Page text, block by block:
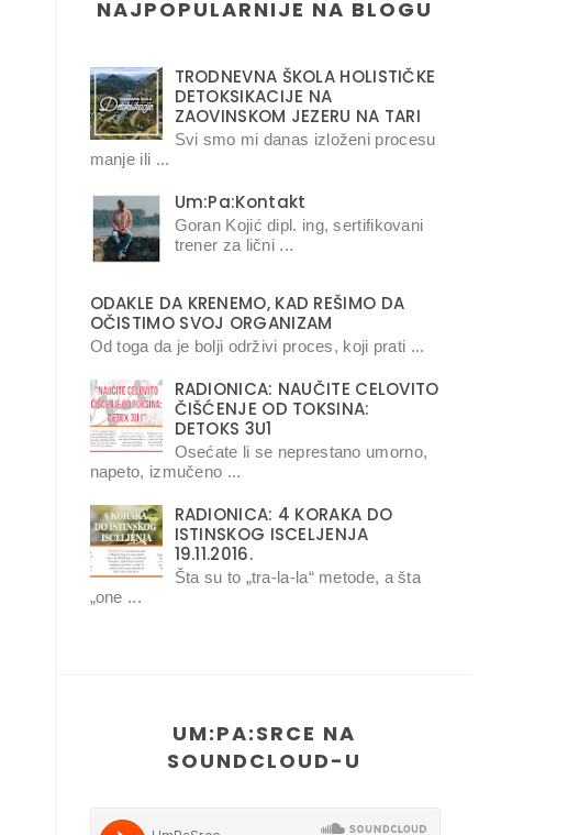
NAJPOPULARNIJE NA BLOGU
TRODNEVNA ŠKOLA HOLISTIČKE
DETOKSIKACIJE NA
ZAOVINSKOM JEZERU NA TARI
Svi smo mi danas izloženi procesu
manje ili ...
Um:Pa:Kontakt
Goran Kojić dipl. ing, sertifikovani
trener za lični ...
ODAKLE DA KRENEMO, KAD REŠIMO DA
OČISTIMO SVOJ ORGANIZAM
Od toga da je bolji održivi proces, koji prati ...
RADIONICA: NAUČITE CELOVITO
ČIŠĆENJE OD TOKSINA:
DETOKS 3U1
Osećate li se neprestano umorno,
napeto, izmučeno ...
RADIONICA: 4 KORAKA DO
ISTINSKOG ISCELJENJA
19.11.2016.
Šta su to „tra-la-la“ metode, a šta
„one ...
UM:PA:SRCE NA
SOUNDCLOUD-U